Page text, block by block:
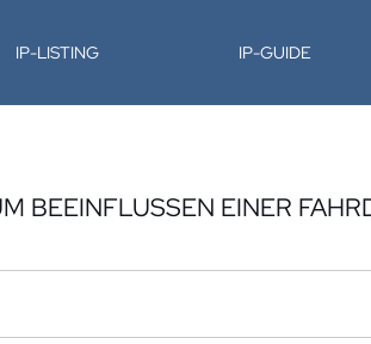
IP-LISTING IP-GUIDE
BEEINFLUSSEN EINER